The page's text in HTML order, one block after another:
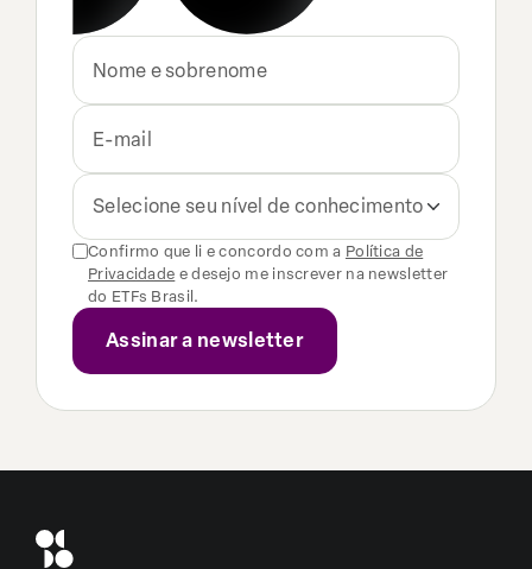
Selecione seu nível de conhecimento
Confirmo que li e concordo com a Política de
Privacidade e desejo me inscrever na newsletter
do ETFs Brasil.